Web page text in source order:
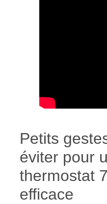
Petits
éviter pour
thermostat
efficace